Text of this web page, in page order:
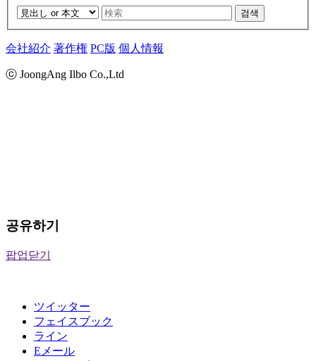
검색
会社紹介 著作権 PC版 個人情報
ⓒ JoongAng Ilbo Co.,Ltd
공유하기
팝업닫기
ツイッター
フェイスブック
ライン
Eメール